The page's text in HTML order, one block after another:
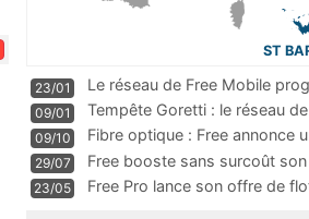
ST
23/01
Le réseau de Free Mobile
m
09/01
Tempête Goretti : le réseau
09/10
Fibre optique : Free annonce
pass
29/07
Free booste sans surcoût
23/05 Free Pro lance son offre de